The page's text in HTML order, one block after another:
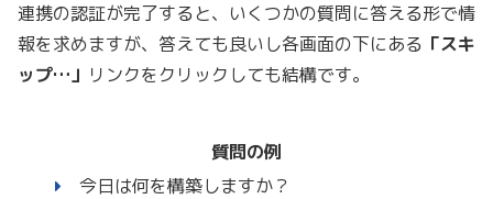
連携の認証が完了すると、いくつかの質問に答える形で情
報を求めますが、答えても良いし各画面の下にある 「スキ
ップ…」 リンクをクリックしても結構です。
質問の例
今日は何を構築しますか？